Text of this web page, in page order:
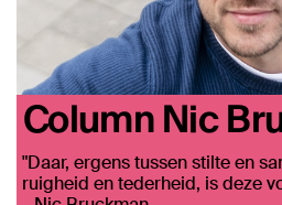
Column Nic
"Daar, ergens tussen stilte en
ruigheid en tederheid, is deze